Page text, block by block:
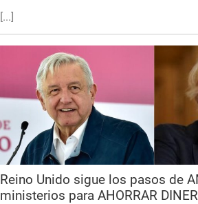
[...]
Reino Unido sigue los pasos de
ministerios para AHORRAR